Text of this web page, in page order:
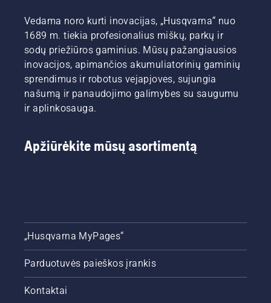
Vedama noro kurti inovacijas, „Husqvarna“ nuo
1689 m. tiekia profesionalius miškų, parkų ir
sodų priežiūros gaminius. Mūsų pažangiausios
inovacijos, apimančios akumuliatorinių gaminių
sprendimus ir robotus vejapjoves, sujungia
našumą ir panaudojimo galimybes su saugumu
ir aplinkosauga.
Apžiūrėkite mūsų asortimentą
„Husqvarna MyPages“
Parduotuvės paieškos įrankis
Kontaktai